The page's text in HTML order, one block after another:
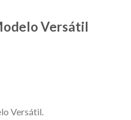
Versátil
Versátil.